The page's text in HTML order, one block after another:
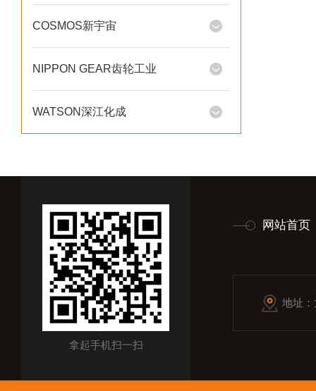
COSMOS新宇宙
NIPPON GEAR齿轮工业
WATSON深江化成
拿起手机扫一扫
网站首页
地址